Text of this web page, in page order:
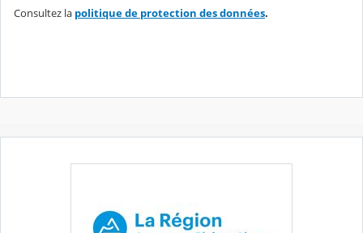
Consultez la politique de protection des données.